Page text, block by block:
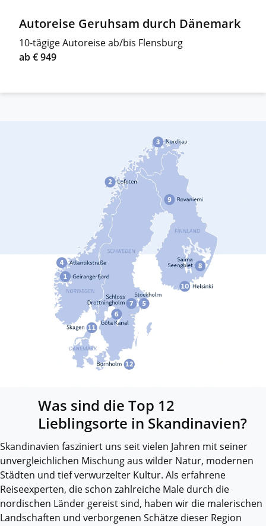
Autoreise Geruhsam durch Dänemark
10-tägige Autoreise ab/bis Flensburg
ab € 949
Was sind die Top 12
Lieblingsorte in Skandinavien?
Skandinavien fasziniert uns seit vielen Jahren mit seiner
unvergleichlichen Mischung aus wilder Natur, modernen
Städten und tief verwurzelter Kultur. Als erfahrene
Reiseexperten, die schon zahlreiche Male durch die
nordischen Länder gereist sind, haben wir die malerischen
Landschaften und verborgenen Schätze dieser Region